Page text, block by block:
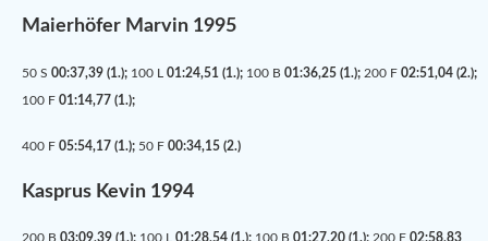
Maierhöfer Marvin 1995
50 S 00:37,39 (1.); 100 L 01:24,51 (1.); 100 B 01:36,25 (1.); 200 F 02:51,04 (2.);
100 F 01:14,77 (1.);
400 F 05:54,17 (1.); 50 F 00:34,15 (2.)
Kasprus Kevin 1994
200 B 03:09,39 (1.); 100 L 01:28,54 (1.); 100 B 01:27,20 (1.); 200 F 02:58,83